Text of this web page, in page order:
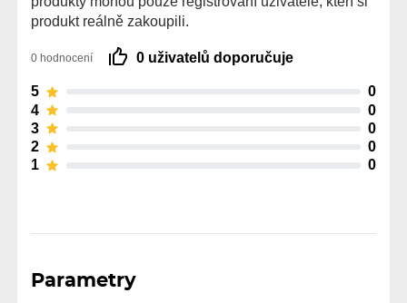
produkt reálně zakoupili.
0 hodnocení 0 uživatelů doporučuje
5
0
4
0
3
0
2
0
1
0
Parametry